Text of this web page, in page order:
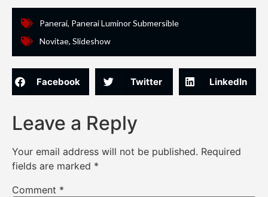
Panerai, Panerai Luminor Submersible
Novitae, Slideshow
Facebook Twitter LinkedIn
Leave a Reply
Your email address will not be published. Required
fields are marked *
Comment *